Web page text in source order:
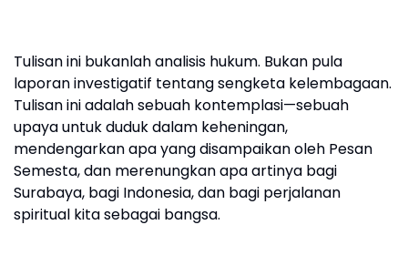
Tulisan ini bukanlah analisis hukum. Bukan pula
laporan investigatif tentang sengketa kelembagaan.
Tulisan ini adalah sebuah kontemplasi—sebuah
upaya untuk duduk dalam keheningan,
mendengarkan apa yang disampaikan oleh Pesan
Semesta, dan merenungkan apa artinya bagi
Surabaya, bagi Indonesia, dan bagi perjalanan
spiritual kita sebagai bangsa.